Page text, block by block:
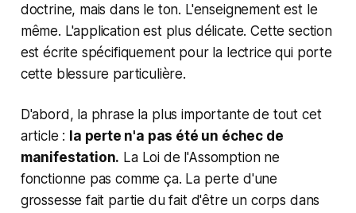
doctrine, mais dans le ton. L'enseignement est le
même. L'application est plus délicate. Cette section
est écrite spécifiquement pour la lectrice qui porte
cette blessure particulière.
D'abord, la phrase la plus importante de tout cet
article : la perte n'a pas été un échec de
manifestation. La Loi de l'Assomption ne
fonctionne pas comme ça. La perte d'une
grossesse fait partie du fait d'être un corps dans